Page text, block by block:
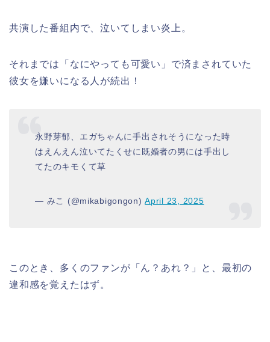
共演した番組内で、泣いてしまい炎上。
それまでは「なにやっても可愛い」で済まされていた
彼女を嫌いになる人が続出！
永野芽郁、エガちゃんに手出されそうになった時
はえんえん泣いてたくせに既婚者の男には手出し
てたのキモくて草
— みこ (@mikabigongon)April 23, 2025
このとき、多くのファンが「ん？あれ？」と、最初の
違和感を覚えたはず。